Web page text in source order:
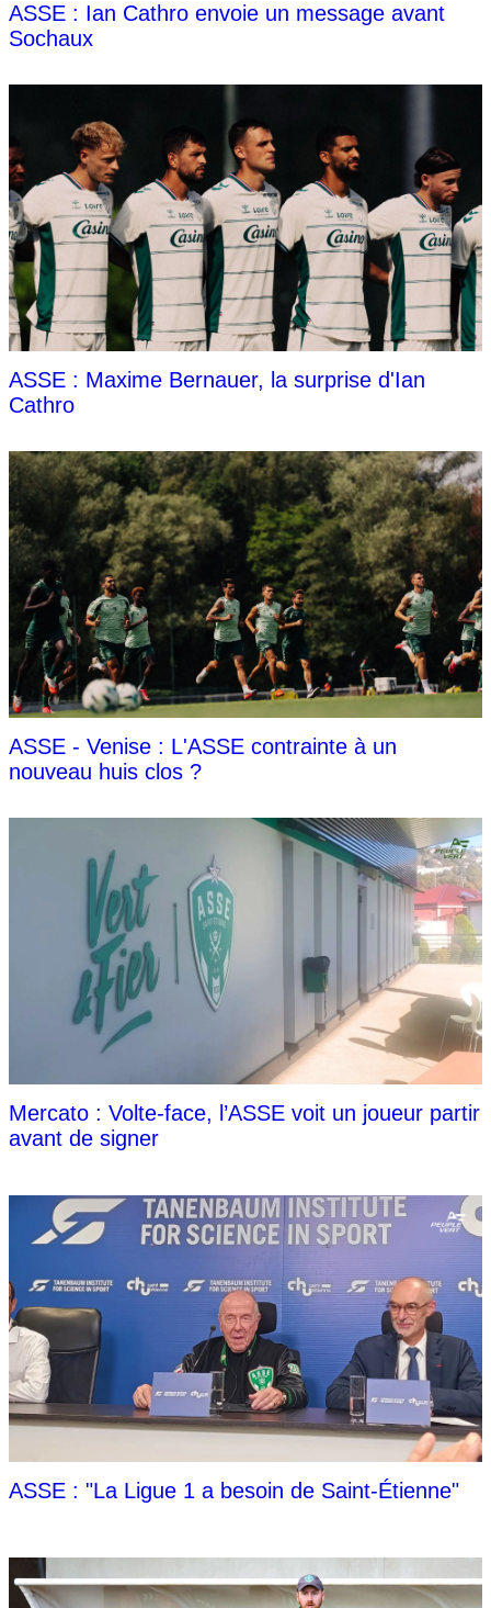
ASSE : Ian Cathro envoie un message avant
Sochaux
ASSE : Maxime Bernauer, la surprise d'Ian
Cathro
ASSE - Venise : L'ASSE contrainte à un
nouveau huis clos ?
Mercato : Volte-face, l’ASSE voit un joueur partir
avant de signer
ASSE : "La Ligue 1 a besoin de Saint-Étienne"